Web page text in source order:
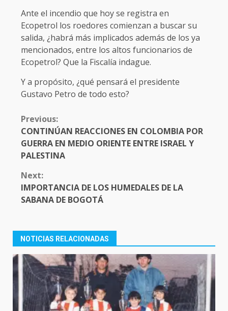
Ante el incendio que hoy se registra en
Ecopetrol los roedores comienzan a buscar su
salida, ¿habrá más implicados además de los ya
mencionados, entre los altos funcionarios de
Ecopetrol? Que la Fiscalía indague.
Y a propósito, ¿qué pensará el presidente
Gustavo Petro de todo esto?
CONTINUE
READING
Previous:
CONTINÚAN REACCIONES EN COLOMBIA POR
GUERRA EN MEDIO ORIENTE ENTRE ISRAEL Y
PALESTINA
Next:
IMPORTANCIA DE LOS HUMEDALES DE LA
SABANA DE BOGOTÁ
NOTICIAS RELACIONADAS